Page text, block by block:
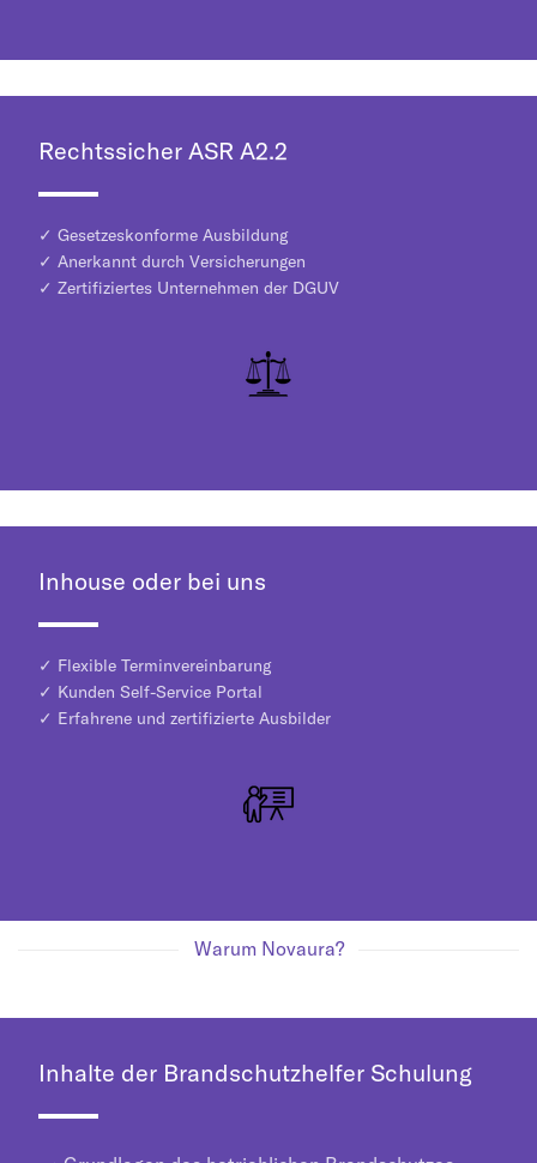
Rechtssicher ASR A2.2
✓ Gesetzeskonforme Ausbildung
✓ Anerkannt durch Versicherungen
✓ Zertifiziertes Unternehmen der DGUV
Inhouse oder bei uns
✓ Flexible Terminvereinbarung
✓ Kunden Self-Service Portal
✓ Erfahrene und zertifizierte Ausbilder
Warum Novaura?
Inhalte der Brandschutzhelfer Schulung